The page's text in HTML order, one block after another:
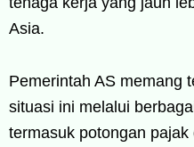
Asia.
Pemerintah AS memang
situasi ini melalui
termasuk potongan